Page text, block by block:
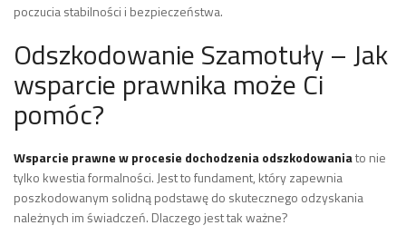
poczucia stabilności i bezpieczeństwa.
Odszkodowanie Szamotuły – Jak
wsparcie prawnika może Ci
pomóc?
Wsparcie prawne w procesie dochodzenia odszkodowaniato nie
tylko kwestia formalności. Jest to fundament, który zapewnia
poszkodowanym solidną podstawę do skutecznego odzyskania
należnych im świadczeń. Dlaczego jest tak ważne?